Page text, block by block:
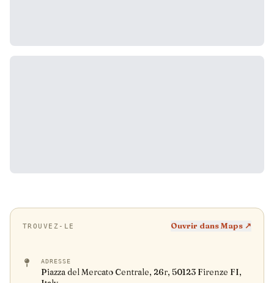
TROUVEZ-LE Ouvrir dans Maps ↗
ADRESSE
Piazza del Mercato Centrale, 26r, 50123 Firenze FI,